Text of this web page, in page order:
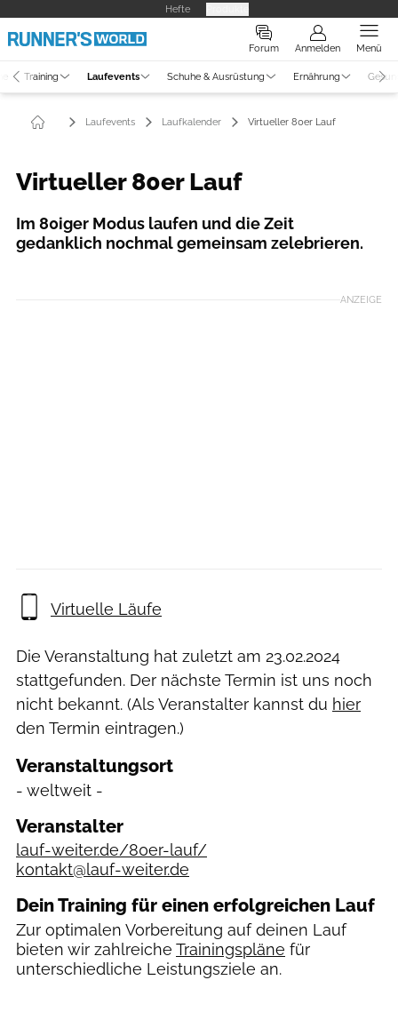
Hefte
Forum Anmelden Menü
Training Laufevents Schuhe & Ausrüstung Ernährung
Laufevents Laufkalender Virtueller 80er Lauf
Virtueller 80er Lauf
Im 80iger Modus laufen und die Zeit
gedanklich nochmal gemeinsam zelebrieren.
ANZEIGE
Virtuelle Läufe
Die Veranstaltung hat zuletzt am 23.02.2024
stattgefunden. Der nächste Termin ist uns noch
nicht bekannt. (Als Veranstalter kannst du hier
den Termin eintragen.)
Veranstaltungsort
- weltweit -
Veranstalter
lauf-weiter.de/80er-lauf/
kontakt@lauf-weiter.de
Dein Training für einen erfolgreichen Lauf
Zur optimalen Vorbereitung auf deinen Lauf
bieten wir zahlreiche Trainingspläne für
unterschiedliche Leistungsziele an.